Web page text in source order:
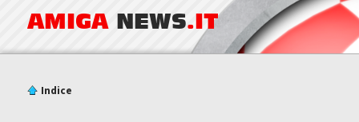
AMIGA NEWS.IT
Indice